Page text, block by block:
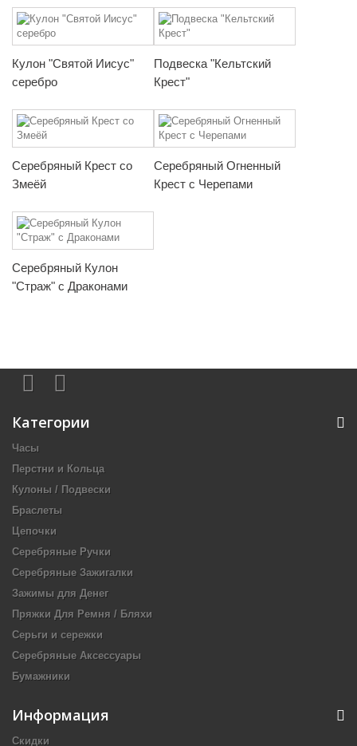
Кулон "Святой Иисус"
серебро
Подвеска "Кельтский
Крест"
Серебряный Крест со
Змеёй
Серебряный Огненный
Крест с Черепами
Серебряный Кулон
"Страж" с Драконами
Категории
Часы
Перстни и Кольца
Кулоны / Подвески
Браслеты
Цепочки
Серебряные Ручки
Серебряные Зажигалки
Зажимы для Денег
Пряжки Для Ремня / Бляхи
Серьги и сережки
Серебряные Аксессуары
Бумажники
Информация
Скидки